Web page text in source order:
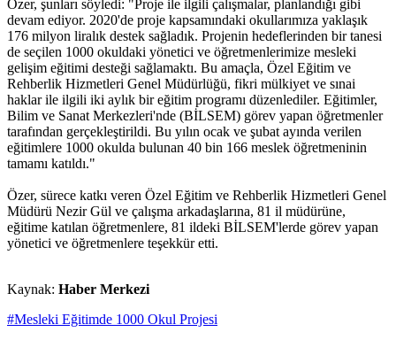
Özer, şunları söyledi: "Proje ile ilgili çalışmalar, planlandığı gibi
devam ediyor. 2020'de proje kapsamındaki okullarımıza yaklaşık
176 milyon liralık destek sağladık. Projenin hedeflerinden bir tanesi
de seçilen 1000 okuldaki yönetici ve öğretmenlerimize mesleki
gelişim eğitimi desteği sağlamaktı. Bu amaçla, Özel Eğitim ve
Rehberlik Hizmetleri Genel Müdürlüğü, fikri mülkiyet ve sınai
haklar ile ilgili iki aylık bir eğitim programı düzenlediler. Eğitimler,
Bilim ve Sanat Merkezleri'nde (BİLSEM) görev yapan öğretmenler
tarafından gerçekleştirildi. Bu yılın ocak ve şubat ayında verilen
eğitimlere 1000 okulda bulunan 40 bin 166 meslek öğretmeninin
tamamı katıldı."
Özer, sürece katkı veren Özel Eğitim ve Rehberlik Hizmetleri Genel
Müdürü Nezir Gül ve çalışma arkadaşlarına, 81 il müdürüne,
eğitime katılan öğretmenlere, 81 ildeki BİLSEM'lerde görev yapan
yönetici ve öğretmenlere teşekkür etti.
Kaynak: Haber Merkezi
#Mesleki Eğitimde 1000 Okul Projesi